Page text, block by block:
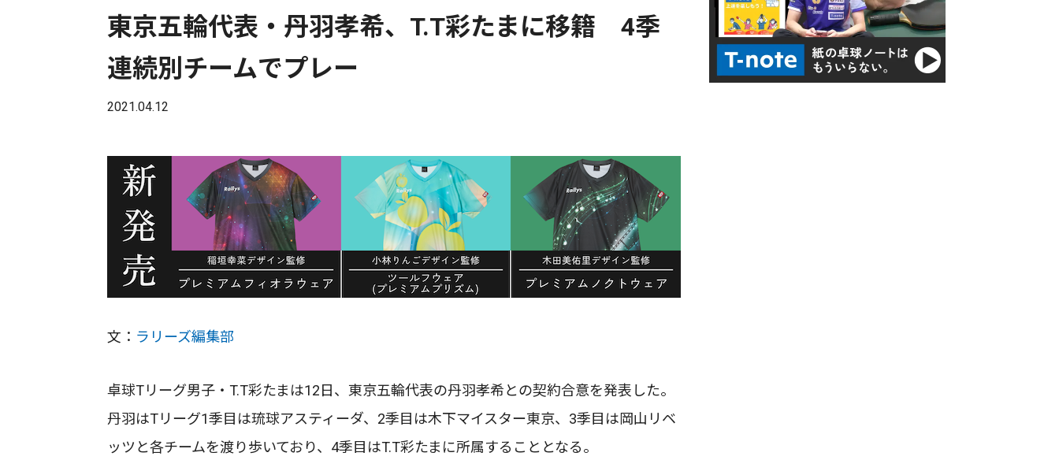
東京五輪代表・丹羽孝希、T.T彩たまに移籍 4季
連続別チームでプレー
2021.04.12
文： ラリーズ編集部
卓球Tリーグ男子・T.T彩たまは12日、東京五輪代表の丹羽孝希との契約合意を発表した。
丹羽はTリーグ1季目は琉球アスティーダ、2季目は木下マイスター東京、3季目は岡山リベ
ッツと各チームを渡り歩いており、4季目はT.T彩たまに所属することとなる。